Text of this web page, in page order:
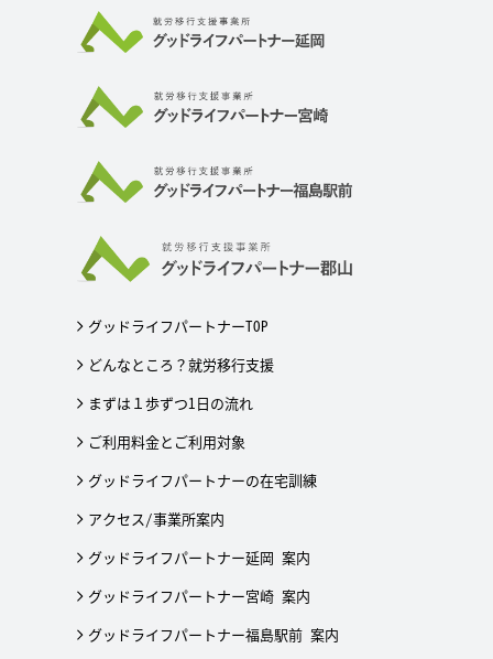
グッドライフパートナーTOP
どんなところ？就労移行支援
まずは１歩ずつ1日の流れ
ご利用料金とご利用対象
グッドライフパートナーの在宅訓練
アクセス/事業所案内
グッドライフパートナー延岡 案内
グッドライフパートナー宮崎 案内
グッドライフパートナー福島駅前 案内